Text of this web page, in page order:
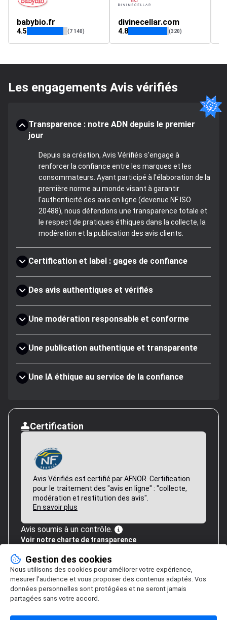
babybio.fr
4.5 (7 140)
divinecellar.com
4.8 (320)
Les engagements Avis vérifiés
Transparence : notre ADN depuis le premier
jour
Depuis sa création, Avis Vérifiés s'engage à
renforcer la confiance entre les marques et les
consommateurs. Ayant participé à l'élaboration de la
première norme au monde visant à garantir
l'authenticité des avis en ligne (devenue NF ISO
20488), nous défendons une transparence totale et
le respect de pratiques éthiques dans la collecte, la
modération et la publication des avis clients.
Certification et label : gages de confiance
Des avis authentiques et vérifiés
Une modération responsable et conforme
Une publication authentique et transparente
Une IA éthique au service de la confiance
Certification
Avis Vérifiés est certifié par AFNOR. Certification
pour le traitement des "avis en ligne" : "collecte,
modération et restitution des avis".
En savoir plus
Avis soumis à un contrôle.
Voir notre charte de transparence
Gestion des cookies
Nous utilisons des cookies pour améliorer votre expérience,
mesurer l’audience et vous proposer des contenus adaptés. Vos
données personnelles sont protégées et ne seront jamais
partagées sans votre accord.